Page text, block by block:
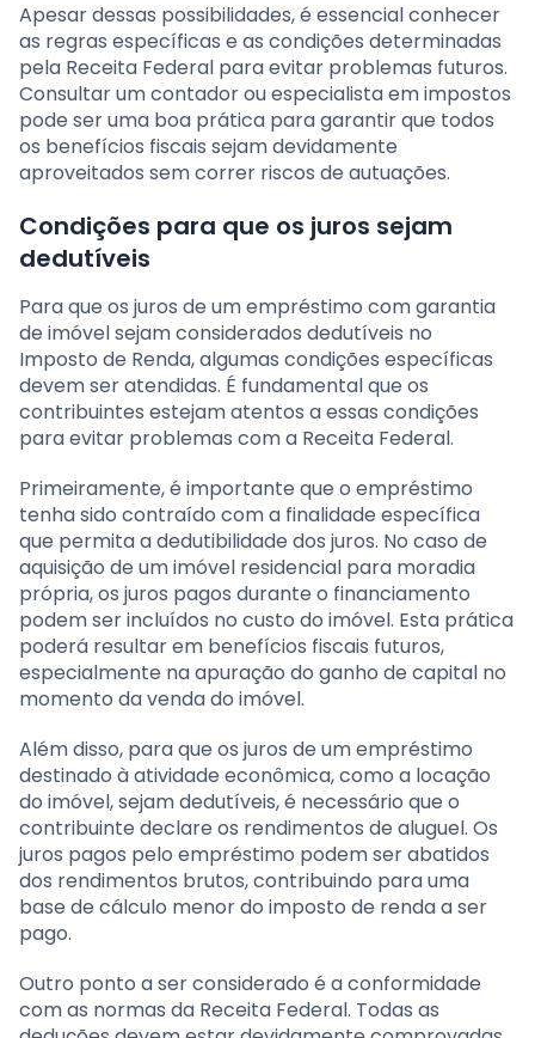
Apesar dessas possibilidades, é essencial conhecer
as regras específicas e as condições determinadas
pela Receita Federal para evitar problemas futuros.
Consultar um contador ou especialista em impostos
pode ser uma boa prática para garantir que todos
os benefícios fiscais sejam devidamente
aproveitados sem correr riscos de autuações.
Condições para que os juros sejam
dedutíveis
Para que os juros de um empréstimo com garantia
de imóvel sejam considerados dedutíveis no
Imposto de Renda, algumas condições específicas
devem ser atendidas. É fundamental que os
contribuintes estejam atentos a essas condições
para evitar problemas com a Receita Federal.
Primeiramente, é importante que o empréstimo
tenha sido contraído com a finalidade específica
que permita a dedutibilidade dos juros. No caso de
aquisição de um imóvel residencial para moradia
própria, os juros pagos durante o financiamento
podem ser incluídos no custo do imóvel. Esta prática
poderá resultar em benefícios fiscais futuros,
especialmente na apuração do ganho de capital no
momento da venda do imóvel.
Além disso, para que os juros de um empréstimo
destinado à atividade econômica, como a locação
do imóvel, sejam dedutíveis, é necessário que o
contribuinte declare os rendimentos de aluguel. Os
juros pagos pelo empréstimo podem ser abatidos
dos rendimentos brutos, contribuindo para uma
base de cálculo menor do imposto de renda a ser
pago.
Outro ponto a ser considerado é a conformidade
com as normas da Receita Federal. Todas as